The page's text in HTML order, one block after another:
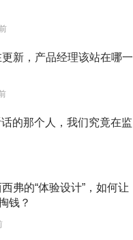
新，产品经理该站在哪一
的那个人，我们究竟在监
弗的“体验设计”，如何让
钱？